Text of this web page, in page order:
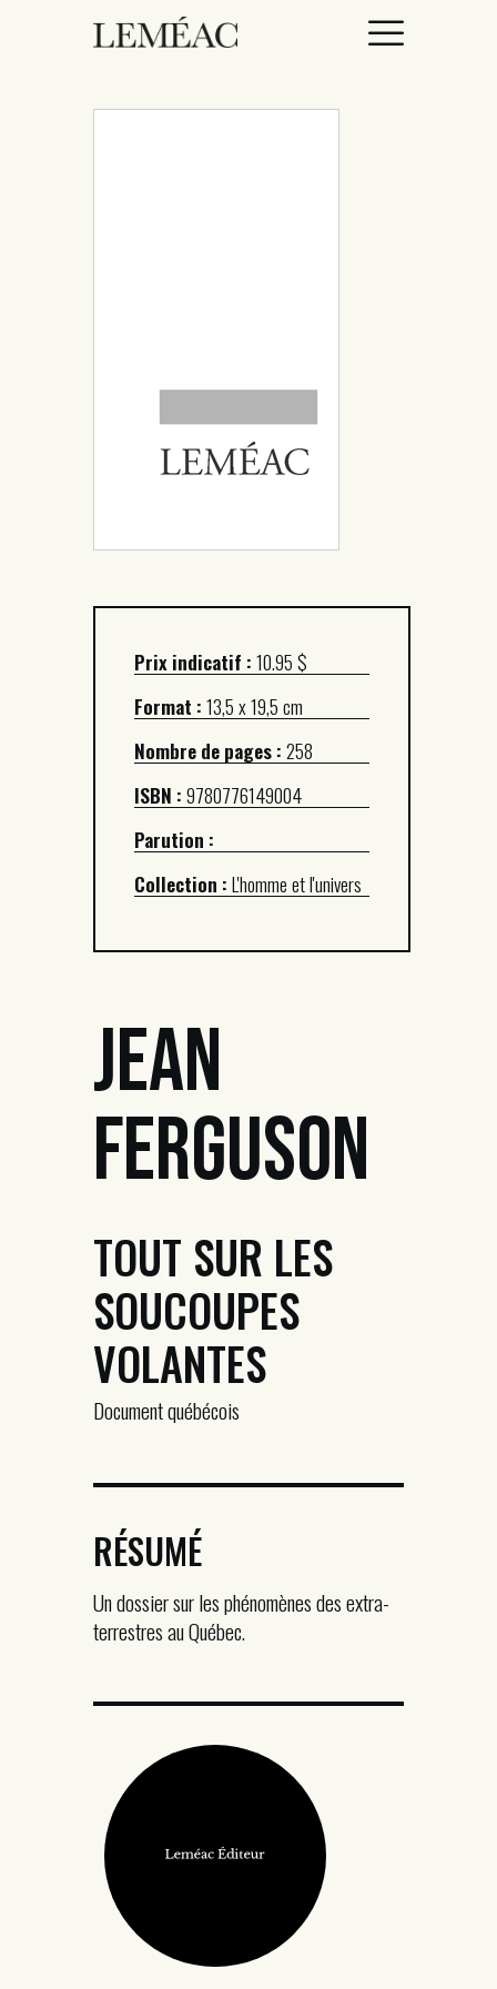
À PROPOS
Prix indicatif :10.95 $
Format :13,5 x 19,5 cm
Nombre de pages :258
ISBN :9780776149004
Parution :
Collection :L'homme et l'univers
Jean
Ferguson
TOUT SUR LES
SOUCOUPES
VOLANTES
Document québécois
RÉSUMÉ
Un dossier sur les phénomènes des extra-
terrestres au Québec.